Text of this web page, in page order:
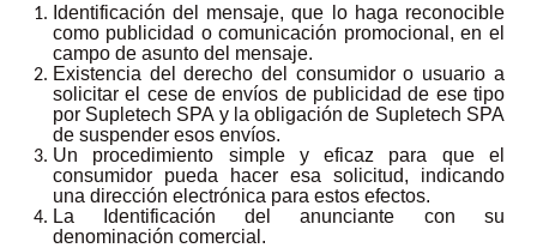
Identificación del mensaje, que lo haga reconocible
como publicidad o comunicación promocional, en el
campo de asunto del mensaje.
Existencia del derecho del consumidor o usuario a
solicitar el cese de envíos de publicidad de ese tipo
por Supletech SPA y la obligación de Supletech SPA
de suspender esos envíos.
Un procedimiento simple y eficaz para que el
consumidor pueda hacer esa solicitud, indicando
una dirección electrónica para estos efectos.
La Identificación del anunciante con su
denominación comercial.